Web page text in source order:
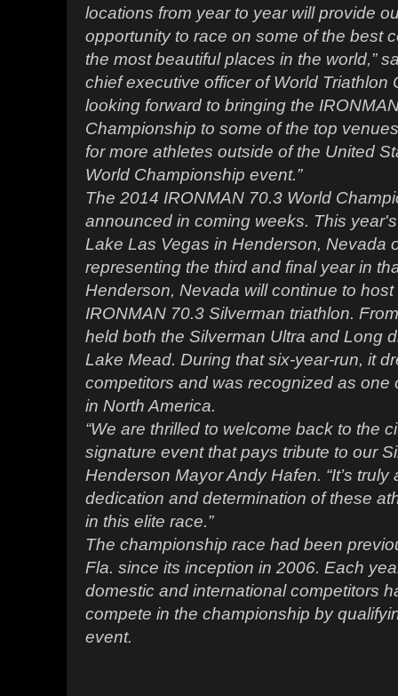
locations from year to year will provide
opportunity to race on some of the best
the most beautiful places in the world,”
chief executive officer of World Triathlon
looking forward to bringing the
Championship to some of the top
for more athletes outside of the United
World Championship event.”
The 2014 IRONMAN 70.3 World
announced in coming weeks. This
Lake Las Vegas in Henderson, Nevada
representing the third and final year in
Henderson, Nevada will continue to
IRONMAN 70.3 Silverman triathlon.
held both the Silverman Ultra and Long
Lake Mead. During that six-year-run, it
competitors and was recognized as one
in North America.
“We are thrilled to welcome back to the
signature event that pays tribute to our
Henderson Mayor Andy Hafen. “It’s
dedication and determination of these
in this elite race.”
The championship race had been
Fla. since its inception in 2006. Each
domestic and international competitors
compete in the championship by
event.